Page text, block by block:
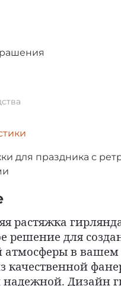
для праздника с
растяжка
решение для
атмосферы в
качественной
надежной. Дизайн